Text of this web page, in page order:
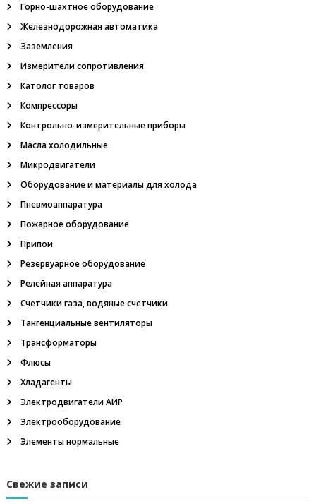
Горно-шахтное оборудование
Железнодорожная автоматика
Заземления
Измерители сопротивления
Католог товаров
Компрессоры
Контрольно-измерительные приборы
Масла холодильные
Микродвигатели
Оборудование и материалы для холода
Пневмоаппаратура
Пожарное оборудование
Припои
Резервуарное оборудование
Релейная аппаратура
Счетчики газа, водяные счетчики
Тангенциальные вентиляторы
Трансформаторы
Флюсы
Хладагенты
Электродвигатели АИР
Электрооборудование
Элементы нормальные
Свежие записи